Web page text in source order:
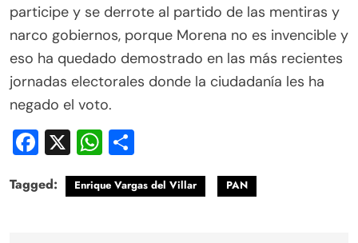
participe y se derrote al partido de las mentiras y
narco gobiernos, porque Morena no es invencible y
eso ha quedado demostrado en las más recientes
jornadas electorales donde la ciudadanía les ha
negado el voto.
Facebook
X WhatsApp
Tagged: Enrique Vargas del Villar PAN